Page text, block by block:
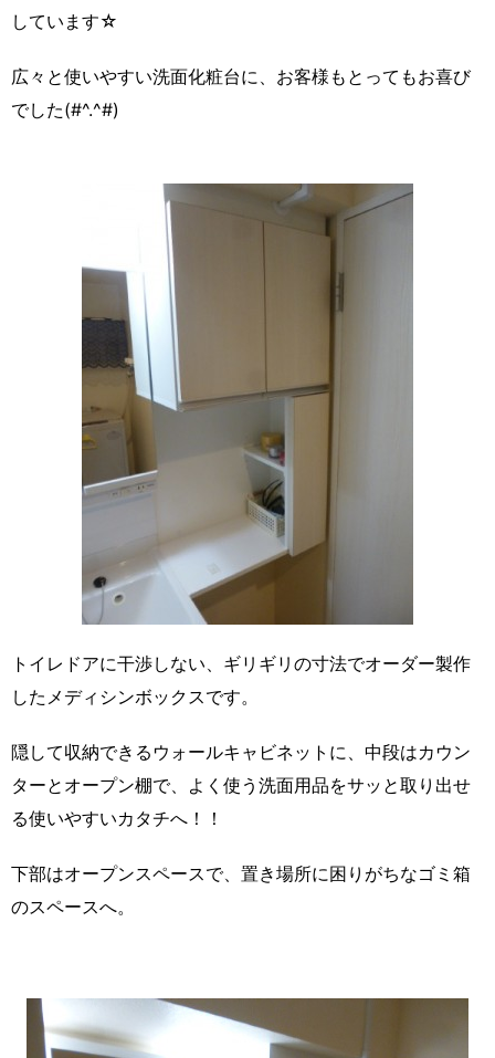
しています☆
広々と使いやすい洗面化粧台に、お客様もとってもお喜び
でした(#^.^#)
トイレドアに干渉しない、ギリギリの寸法でオーダー製作
したメディシンボックスです。
隠して収納できるウォールキャビネットに、中段はカウン
ターとオープン棚で、よく使う洗面用品をサッと取り出せ
る使いやすいカタチへ！！
下部はオープンスペースで、置き場所に困りがちなゴミ箱
のスペースへ。